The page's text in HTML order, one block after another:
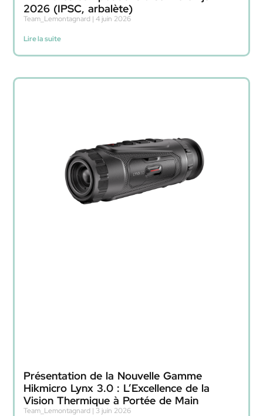
2026 (IPSC, arbalète)
Team_Lemontagnard 4 juin 2026
Lire la suite
Présentation de la Nouvelle Gamme
Hikmicro Lynx 3.0 : L’Excellence de la
Vision Thermique à Portée de Main
Team_Lemontagnard 3 juin 2026